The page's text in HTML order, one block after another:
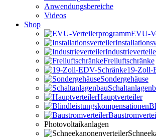
Anwendungsbereiche
Videos
Shop
EVU-
Freiluftschränke
19-Zoll-
Sondergehäuse
Hauptverteiler
Photovoltaikanlagen